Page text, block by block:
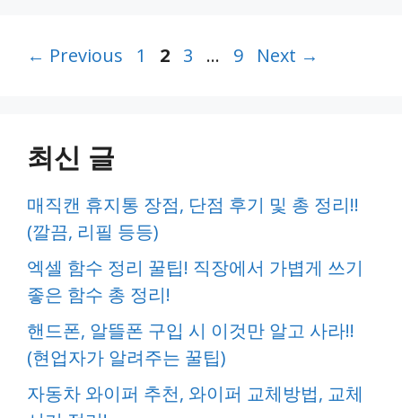
← Previous Page
1 Page
2 Page
3 … Page
9 Next →
최신 글
매직캔 휴지통 장점, 단점 후기 및 총 정리!!
(깔끔, 리필 등등)
엑셀 함수 정리 꿀팁! 직장에서 가볍게 쓰기
좋은 함수 총 정리!
핸드폰, 알뜰폰 구입 시 이것만 알고 사라!!
(현업자가 알려주는 꿀팁)
자동차 와이퍼 추천, 와이퍼 교체방법, 교체